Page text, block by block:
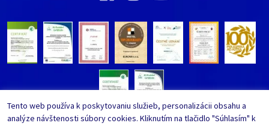
Tento web používa k poskytovaniu služieb, personalizácii obsahu a
analýze návštenosti súbory cookies. Kliknutím na tlačidlo "Súhlasím" k